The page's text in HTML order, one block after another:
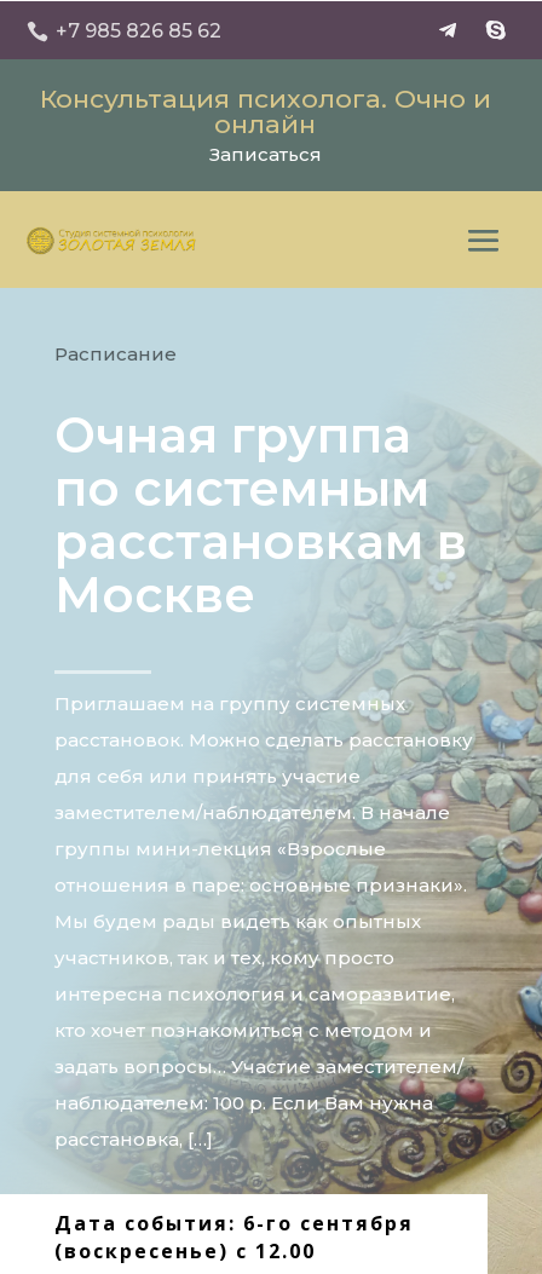
 +7 985 826 85 62
Консультация психолога. Очно и
онлайн
Записаться
Расписание
Очная группа
по системным
расстановкам в
Москве
Приглашаем на группу системных
расстановок. Можно сделать расстановку
для себя или принять участие
заместителем/наблюдателем. В начале
группы мини-лекция «Взрослые
отношения в паре: основные признаки».
Мы будем рады видеть как опытных
участников, так и тех, кому просто
интересна психология и саморазвитие,
кто хочет познакомиться с методом и
задать вопросы… Участие заместителем/
наблюдателем: 100 р. Если Вам нужна
расстановка, […]
Дата события: 6-го сентября
(воскресенье) с 12.00